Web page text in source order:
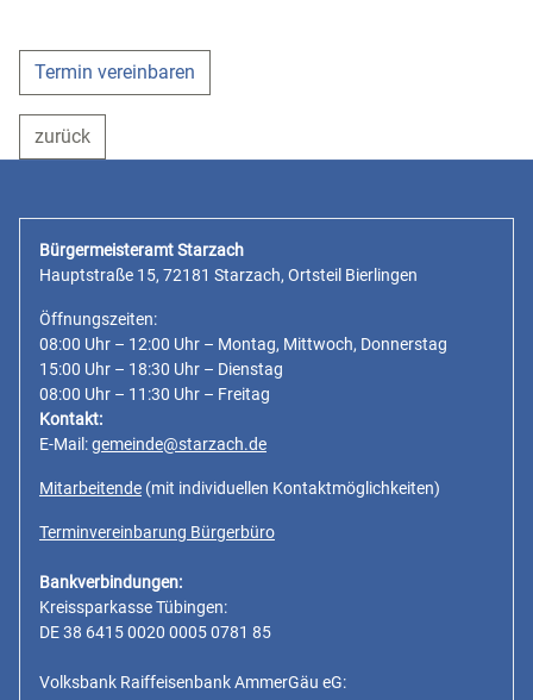
Termin vereinbaren
zurück
Bürgermeisteramt Starzach
Hauptstraße 15, 72181 Starzach, Ortsteil Bierlingen
Öffnungszeiten:
08:00 Uhr – 12:00 Uhr – Montag, Mittwoch, Donnerstag
15:00 Uhr – 18:30 Uhr – Dienstag
08:00 Uhr – 11:30 Uhr – Freitag
Kontakt:
E-Mail:gemeinde@starzach.de
Mitarbeitende (mit individuellen Kontaktmöglichkeiten)
Terminvereinbarung Bürgerbüro
Bankverbindungen:
Kreissparkasse Tübingen:
DE 38 6415 0020 0005 0781 85
Volksbank Raiffeisenbank AmmerGäu eG: